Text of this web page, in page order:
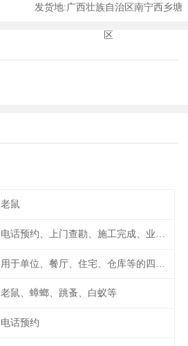
发货地:广西壮族自治区南宁西乡塘
区
老鼠
老鼠、蟑螂、跳蚤、白蚁等
电话预约